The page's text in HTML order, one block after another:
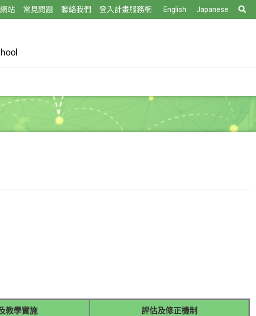
站 常見問題 聯絡我們 登入計畫服務網 English Japanese
尋
教學實施
評估及修正機制